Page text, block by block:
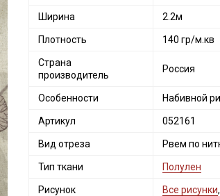
Ширина 2.2м
Плотность 140 гр/м.кв
Страна
производитель
Россия
Особенности Набивной
Артикул 052161
Вид отреза Рвем по
Тип ткани Полулен
Рисунок Все рисунки,